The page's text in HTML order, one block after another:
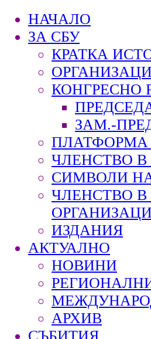
НАЧАЛО
ЗА СБУ
КРАТКА
КОНГРЕСНО
ЗАМ.-
ПЛАТФОРМА
ЧЛЕНСТВО В
СИМВОЛИ
ЧЛЕНСТВО
ИЗДАНИЯ
АКТУАЛНО
НОВИНИ
АРХИВ